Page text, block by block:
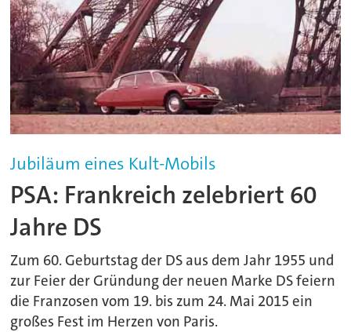
Jubiläum eines Kult-Mobils
PSA: Frankreich zelebriert 60
Jahre DS
Zum 60. Geburtstag der DS aus dem Jahr 1955 und
zur Feier der Gründung der neuen Marke DS feiern
die Franzosen vom 19. bis zum 24. Mai 2015 ein
großes Fest im Herzen von Paris.